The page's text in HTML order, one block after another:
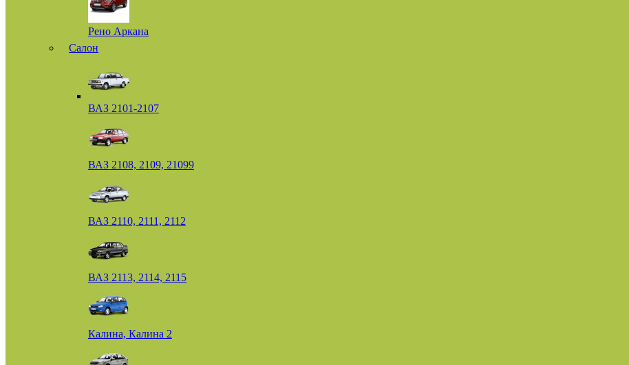
Рено Аркана
Салон
ВАЗ 2101-2107
ВАЗ 2108, 2109, 21099
ВАЗ 2110, 2111, 2112
ВАЗ 2113, 2114, 2115
Калина, Калина 2